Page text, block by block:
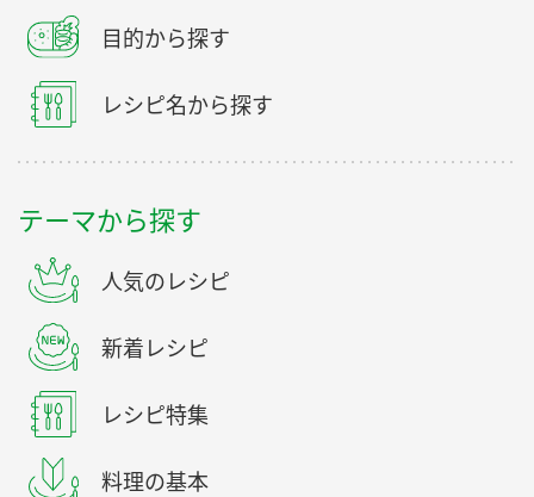
目的から探す
レシピ名から探す
テーマから探す
人気のレシピ
新着レシピ
レシピ特集
料理の基本